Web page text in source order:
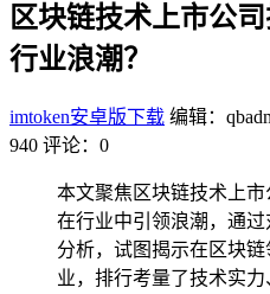
区块链技术上市公
行业浪潮？
imtoken安卓版下载 编辑：
940 评论：0
本文聚焦区块链技术上
在行业中引领浪潮，通
分析，试图揭示在区块
业，排行考量了技术实